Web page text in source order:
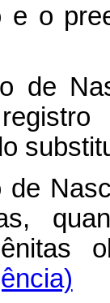
e o
de
de